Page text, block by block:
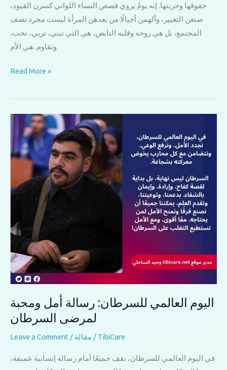
حقوقها وحريتها. إنه يومٌ يروي قصص النساء اللواتي كسرن القيود،
صنعن التغيير، وألهمن أجيالًا من بعدهن المرأة ليست مجرد نصف
المجتمع، بل هي روحه وقلبه النابض، هي التي تبني، تربي، تحب،
وتقاوم. هي الأم
إلى
في
يومها
العالمي:
أنتِ
الحكاية
تنتهي
Read More »
اليوم العالمي للسرطان: رسالة أمل ومحبة
لمرضى السرطان
Leave a Comment / مقالة / TibiCare
في اليوم العالمي للسرطان، نقف جميعًا أمام رسالة إنسانية عميقة،